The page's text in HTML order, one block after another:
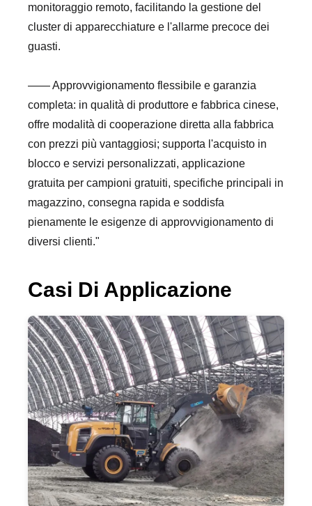
monitoraggio remoto, facilitando la gestione del
cluster di apparecchiature e l'allarme precoce dei
guasti.
—— Approvvigionamento flessibile e garanzia
completa: in qualità di produttore e fabbrica cinese,
offre modalità di cooperazione diretta alla fabbrica
con prezzi più vantaggiosi; supporta l'acquisto in
blocco e servizi personalizzati, applicazione
gratuita per campioni gratuiti, specifiche principali in
magazzino, consegna rapida e soddisfa
pienamente le esigenze di approvvigionamento di
diversi clienti."
Casi Di Applicazione